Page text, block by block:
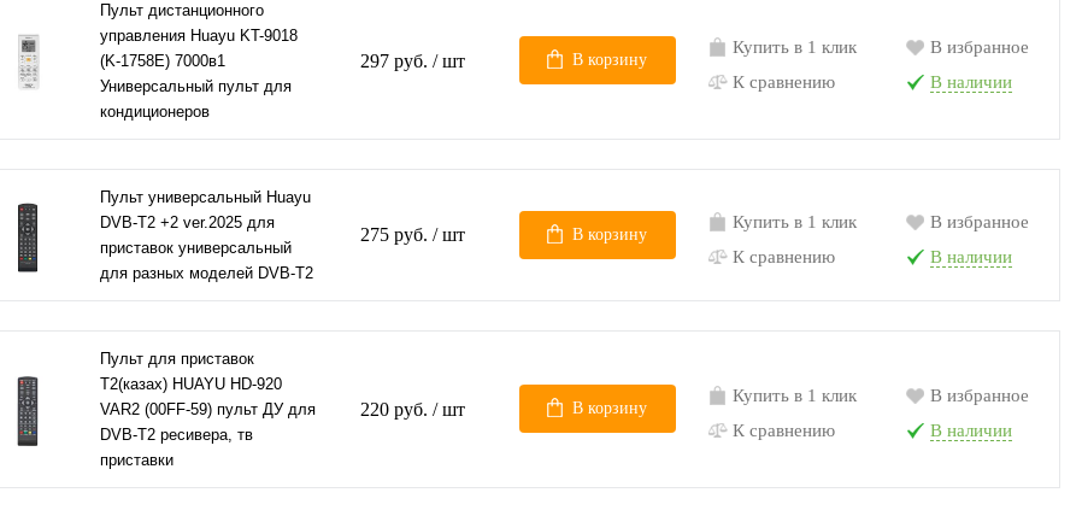
Пульт дистанционного
управления Huayu KT-9018
(K-1758E) 7000в1
Универсальный пульт для
кондиционеров
297 руб. / шт В корзину
Купить в 1 клик
К сравнению
В избранное
В наличии
Пульт универсальный Huayu
DVB-T2 +2 ver.2025 для
приставок универсальный
для разных моделей DVB-T2
275 руб. / шт В корзину
Купить в 1 клик
К сравнению
В избранное
В наличии
Пульт для приставок
Т2(казах) HUAYU HD-920
VAR2 (00FF-59) пульт ДУ для
DVB-T2 ресивера, тв
приставки
220 руб. / шт В корзину
Купить в 1 клик
К сравнению
В избранное
В наличии